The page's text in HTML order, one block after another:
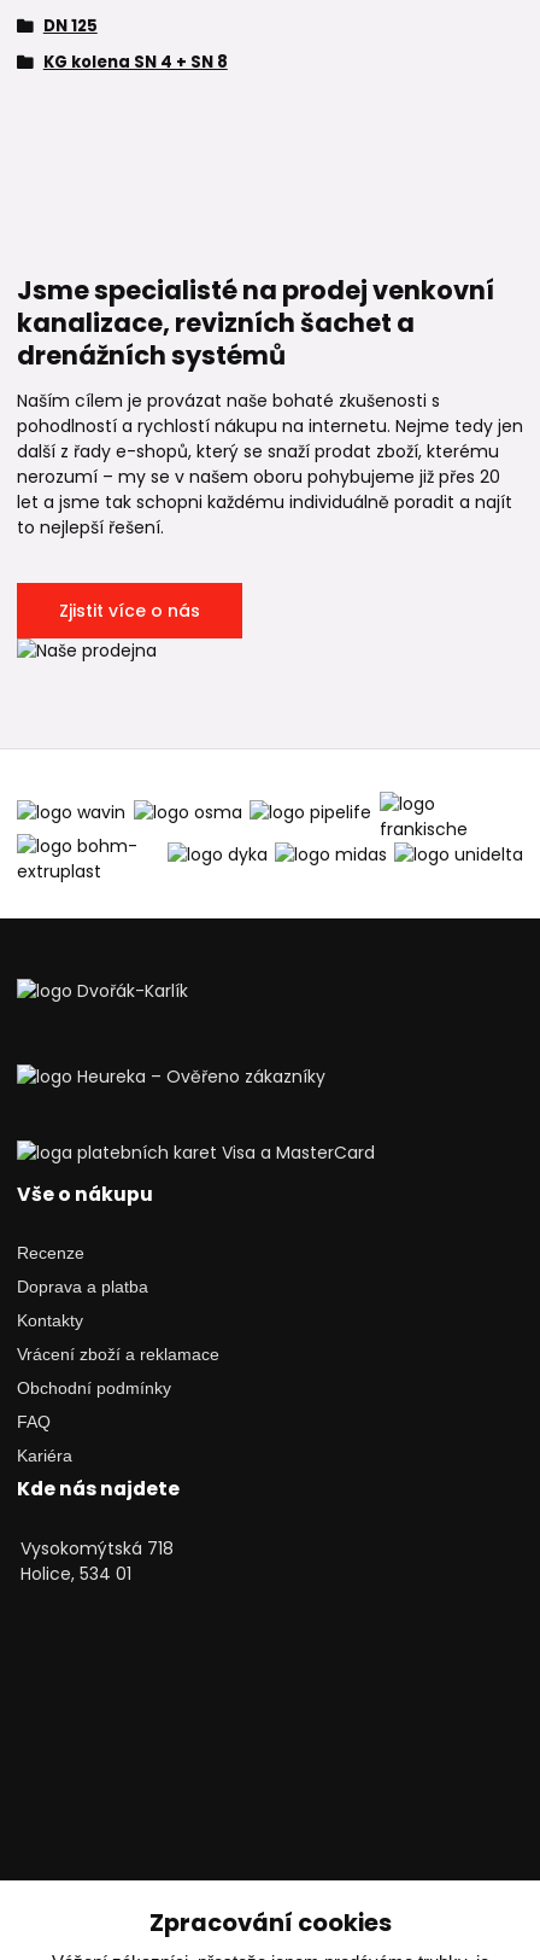
DN 125
KG kolena SN 4 + SN 8
Jsme specialisté na prodej venkovní
kanalizace, revizních šachet a
drenážních systémů
Naším cílem je provázat naše bohaté zkušenosti s
pohodlností a rychlostí nákupu na internetu. Nejme tedy jen
další z řady e-shopů, který se snaží prodat zboží, kterému
nerozumí – my se v našem oboru pohybujeme již přes 20
let a jsme tak schopni každému individuálně poradit a najít
to nejlepší řešení.
Zjistit více o nás
Vše o nákupu
Recenze
Doprava a platba
Kontakty
Vrácení zboží a reklamace
Obchodní podmínky
FAQ
Kariéra
Kde nás najdete
Vysokomýtská 718
Holice, 534 01
Zpracování cookies